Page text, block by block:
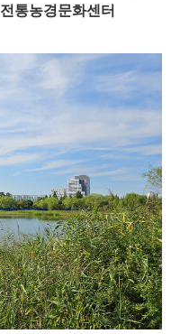
전통농경문화센터